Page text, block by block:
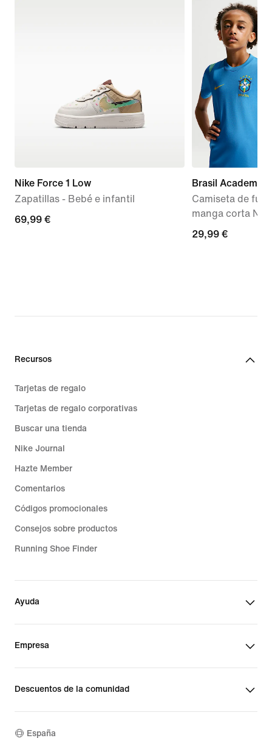
Nike Force 1 Low
Zapatillas - Bebé e infantil
69,99 €
69,99 €
Brasil Academy
Camiseta de
manga corta
29,99 €
29,99 €
Recursos
Tarjetas de regalo
Tarjetas de regalo corporativas
Buscar una tienda
Nike Journal
Hazte Member
Comentarios
Códigos promocionales
Consejos sobre productos
Running Shoe Finder
Ayuda
Empresa
Descuentos de la comunidad
España